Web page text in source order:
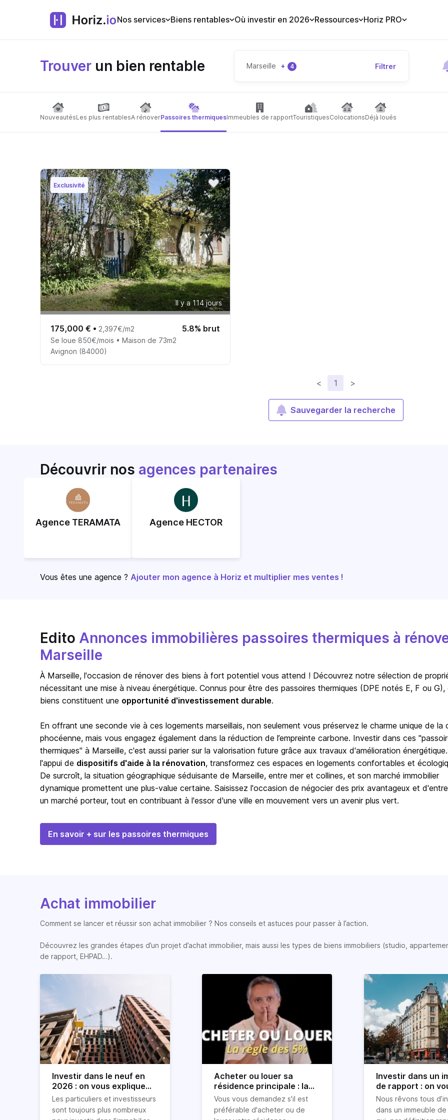
Nos services Biens rentables Où investir en 2026 Ressources Horiz PRO
Trouver un bien rentable Marseille + 4 Filtrer
NouveautésLes plus rentablesA rénoverPassoires thermiquesImmeubles de rapportTouristiquesColocationsDéjà loués
Exclusivité
Il y a 114 jours
175,000 € • 2,397€/m2 5.8% brut
Se loue 850€/mois • Maison de 73m2
Avignon (84000)
< 1 >
Sauvegarder la recherche
Découvrir nos agences partenaires
Agence TERAMATA Agence HECTOR
Vous êtes une agence ? Ajouter mon agence à Horiz et multiplier mes ventes !
Edito Annonces immobilières passoires thermiques à
Marseille
À Marseille, l'occasion de rénover des biens à fort potentiel vous attend ! Découvrez notre sélection de
nécessitant une mise à niveau énergétique. Connus pour être des passoires thermiques (DPE notés E, F ou G),
biens constituent une opportunité d'investissement durable.
En offrant une seconde vie à ces logements marseillais, non seulement vous préservez le charme unique de la
phocéenne, mais vous engagez également dans la réduction de l’empreinte carbone. Investir dans ces
thermiques" à Marseille, c'est aussi parier sur la valorisation future grâce aux travaux d'amélioration
l'appui de dispositifs d'aide à la rénovation, transformez ces espaces en logements confortables et
De surcroît, la situation géographique séduisante de Marseille, entre mer et collines, et son marché immobilier
dynamique promettent une plus-value certaine. Saisissez l'occasion de négocier des prix avantageux et
un marché porteur, tout en contribuant à l'essor d'une ville en mouvement vers un avenir plus vert.
En savoir + sur les passoires thermiques
Achat immobilier
Comment se lancer et réussir son achat immobilier ? Nos conseils et astuces pour passer à l’action.
Découvrez les grandes étapes d’un projet d’achat immobilier, mais aussi les types de biens immobiliers (studio,
de rapport, EHPAD…).
Investir dans le neuf en
2026 : on vous explique
tout !
Les particuliers et investisseurs
sont toujours plus nombreux
Acheter ou louer sa
résidence principale : la
règle simple des 5%
révélée
Vous vous demandez s'il est
préférable d'acheter ou de
Investir dans un
de rapport : on
explique tout
Nous rêvons tous
dans un immeuble